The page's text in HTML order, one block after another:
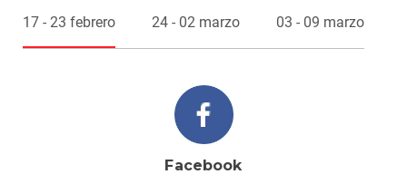
17 - 23 febrero 24 - 02 marzo 03 - 09 marzo
Facebook